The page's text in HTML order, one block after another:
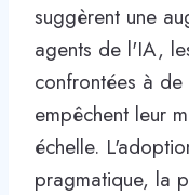
suggèrent une
agents de l'IA,
confrontées à
empêchent leur
échelle.
pragmatique, la